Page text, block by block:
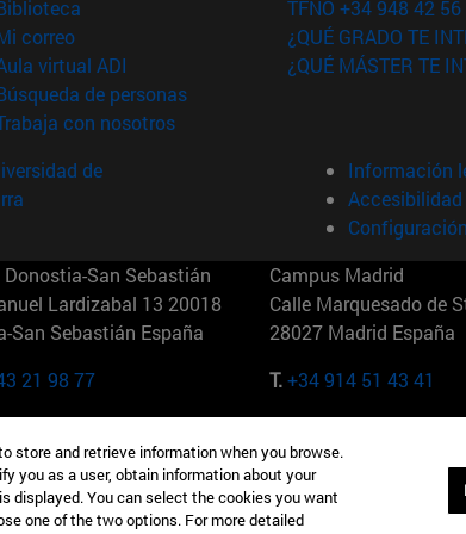
(abre en nueva ventana)
correo(abre en nueva ventana)
virtual ADI (abre en nueva ventana)
de personas(abre en nueva ventana)
con nosotros(abre en nueva ventana)
TFNO +34 948 42 56
¿QUÉ GRADO TE
¿QUÉ MÁSTER TE
de
Información
Accesibilidad
Donostia-San Sebastián
Lardizabal 13 20018
San Sebastián España
21 98 77
Campus Madrid
Calle Marquesado de
28027 Madrid España
T.+34 914 51 43 41
St 10019-2201 Nueva York Maria-Theresia-Straße
Múnich Alemania
store and retrieve information when you browse.
you as a user, obtain information about your
displayed. You can select the cookies you want
one of the two options. For more detailed